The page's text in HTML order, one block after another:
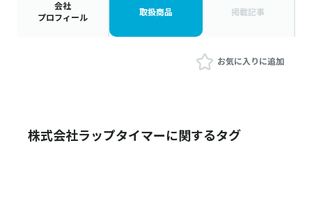
会社
プロフィール
取扱商品 掲載記事
お気に入りに追加
株式会社ラップタイマーに関するタグ